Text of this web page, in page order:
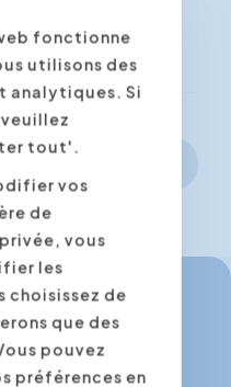
32 49
fonctionne
utilisons des
analytiques. Si
tout'.
vos
de
vous
les
choisissez de
que des
pouvez
préférences en